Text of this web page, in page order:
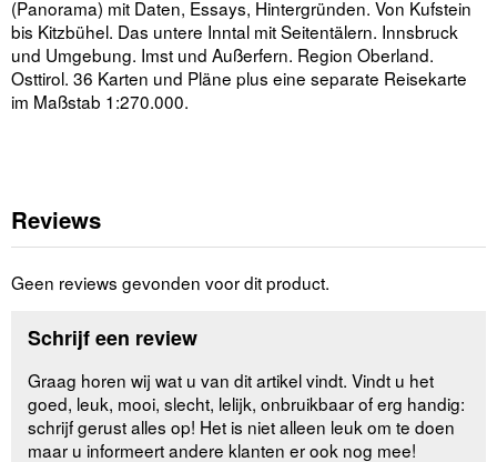
(Panorama) mit Daten, Essays, Hintergründen. Von Kufstein
bis Kitzbühel. Das untere Inntal mit Seitentälern. Innsbruck
und Umgebung. Imst und Außerfern. Region Oberland.
Osttirol. 36 Karten und Pläne plus eine separate Reisekarte
im Maßstab 1:270.000.
Reviews
Geen reviews gevonden voor dit product.
Schrijf een review
Graag horen wij wat u van dit artikel vindt. Vindt u het
goed, leuk, mooi, slecht, lelijk, onbruikbaar of erg handig:
schrijf gerust alles op! Het is niet alleen leuk om te doen
maar u informeert andere klanten er ook nog mee!